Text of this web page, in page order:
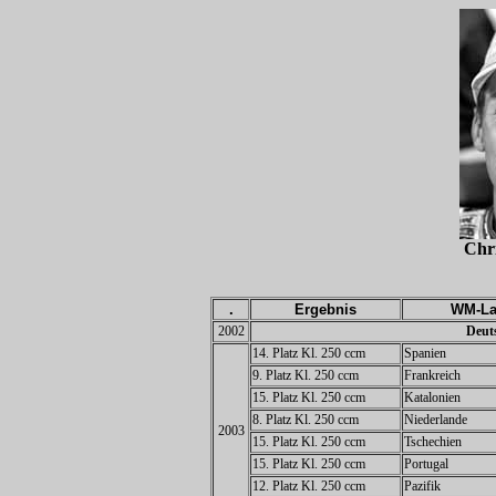
. Ergebnis WM-
2002
2003
14. Platz Kl. 250 ccm
Spanien
9. Platz Kl. 250 ccm
Frankreich
15. Platz Kl. 250 ccm
Katalonien
8. Platz Kl. 250 ccm
Niederlande
15. Platz Kl. 250 ccm
Tschechien
15. Platz Kl. 250 ccm
Portugal
12. Platz Kl. 250 ccm
Pazifik